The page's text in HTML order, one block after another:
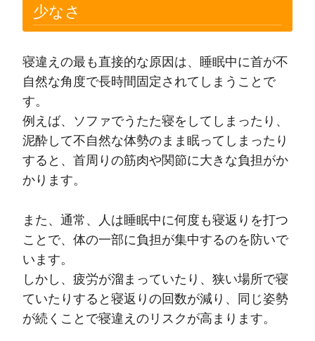
少なさ
寝違えの最も直接的な原因は、睡眠中に首が不
自然な角度で長時間固定されてしまうことで
す。
例えば、ソファでうたた寝をしてしまったり、
泥酔して不自然な体勢のまま眠ってしまったり
すると、首周りの筋肉や関節に大きな負担がか
かります。
また、通常、人は睡眠中に何度も寝返りを打つ
ことで、体の一部に負担が集中するのを防いで
います。
しかし、疲労が溜まっていたり、狭い場所で寝
ていたりすると寝返りの回数が減り、同じ姿勢
が続くことで寝違えのリスクが高まります。